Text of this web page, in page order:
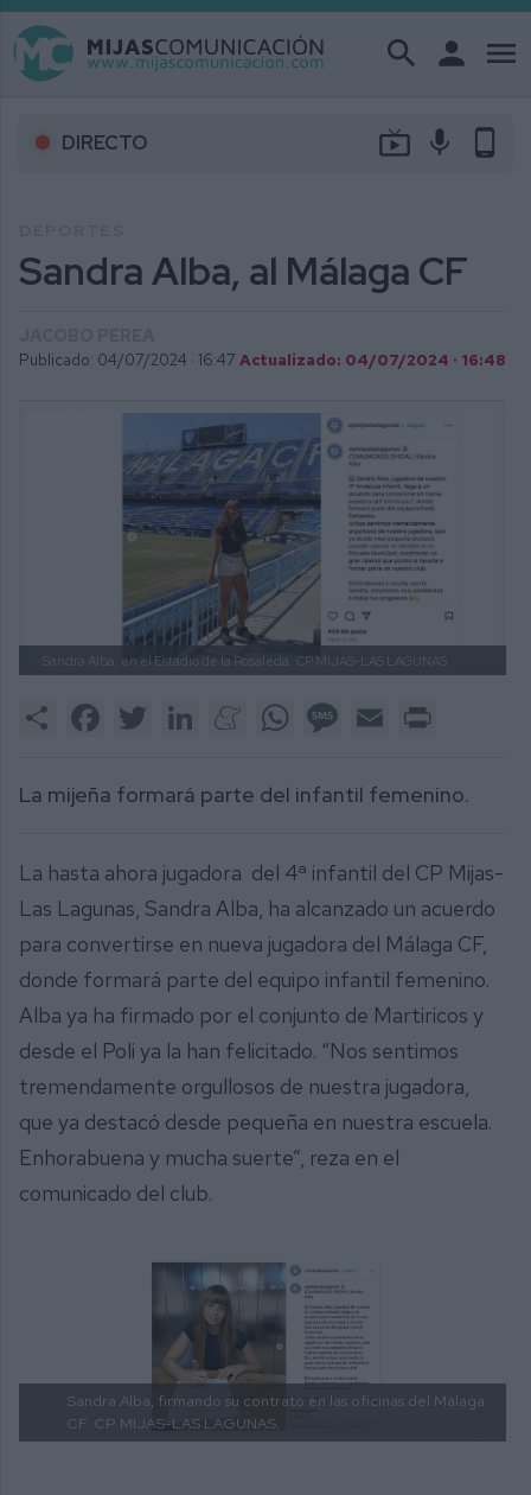
search person menu
DIRECTO live_tv mic phone_android
Sandra Alba, al Málaga CF
Publicado: 04/07/2024 · 16:47 Actualizado: 04/07/2024 · 16:48
Sandra Alba, en el Estadio de la Rosaleda. CP MIJAS-LAS LAGUNAS.
Share FacebookTwitter LinkedInMeneameWhatsAppMessage
Email
La mijeña formará parte del infantil femenino.
La hasta ahora jugadora del 4ª infantil del CP Mijas-
Las Lagunas, Sandra Alba, ha alcanzado un acuerdo
para convertirse en nueva jugadora del Málaga CF,
donde formará parte del equipo infantil femenino.
Alba ya ha firmado por el conjunto de Martiricos y
desde el Poli ya la han felicitado. “Nos sentimos
tremendamente orgullosos de nuestra jugadora,
que ya destacó desde pequeña en nuestra escuela.
Enhorabuena y mucha suerte”, reza en el
comunicado del club.
Sandra Alba, firmando su contrato en las oficinas del Málaga
CF. CP MIJAS-LAS LAGUNAS.